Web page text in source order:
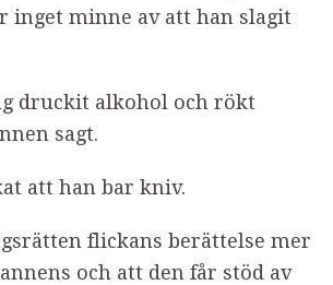
inget minne av att han slagit
druckit alkohol och rökt
sagt.
att han bar kniv.
flickans berättelse mer
och att den får stöd av